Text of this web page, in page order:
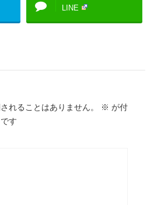
LINE
れることはありません。 ※ が付
す